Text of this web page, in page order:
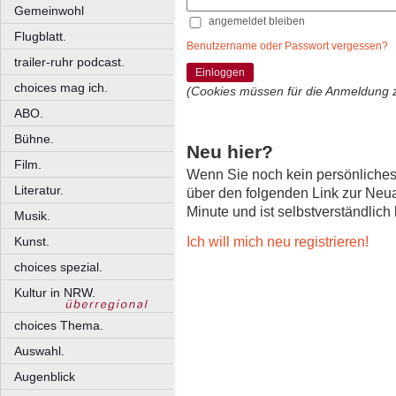
Gemeinwohl
Flugblatt.
trailer-ruhr podcast.
choices mag ich.
ABO.
Bühne.
Film.
Literatur.
Musik.
Kunst.
choices spezial.
Kultur in NRW.
choices Thema.
Auswahl.
Augenblick
angemeldet bleiben
Benutzername oder Passwort vergessen?
Einloggen
(Cookies müssen für die Anmeldung
Neu hier?
Wenn Sie noch kein
über den folgenden Link zur
Minute und ist selbstverständlich
Ich will mich neu registrieren!